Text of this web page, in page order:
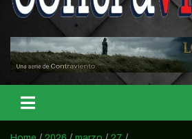
CONTRAVIENTO